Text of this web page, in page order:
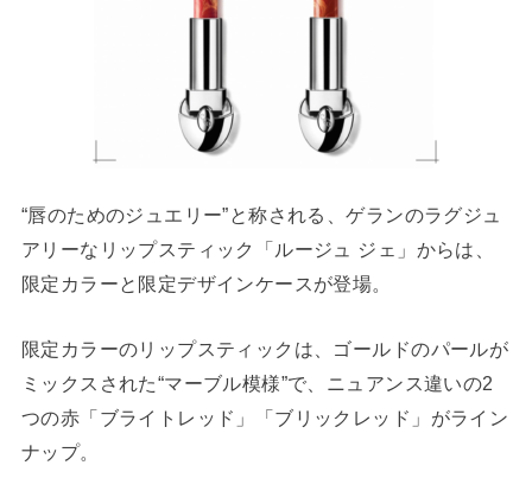
“唇のためのジュエリー”と称される、ゲランのラグジュ
アリーなリップスティック「ルージュ ジェ」からは、
限定カラーと限定デザインケースが登場。
限定カラーのリップスティックは、ゴールドのパールが
ミックスされた“マーブル模様”で、ニュアンス違いの2
つの赤「ブライトレッド」「ブリックレッド」がライン
ナップ。